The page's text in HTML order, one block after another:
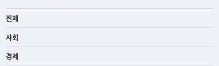
전체
사회